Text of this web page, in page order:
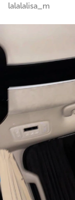
lalalalisa_m